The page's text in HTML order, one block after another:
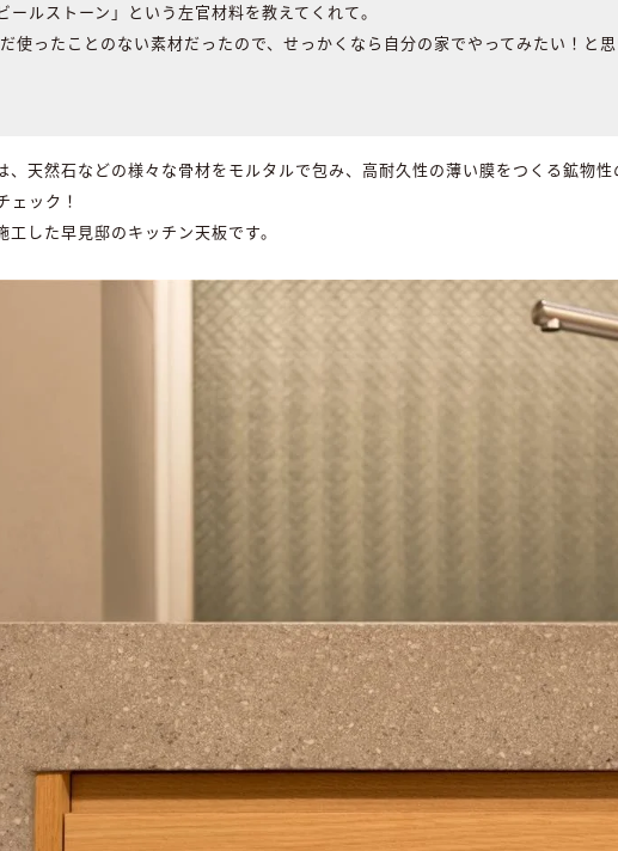
ルストーン」という左官材料を教えてくれて。
使ったことのない素材だったので、せっかくなら自分の家でやってみたい！と思
、天然石などの様々な骨材をモルタルで包み、高耐久性の薄い膜をつくる鉱物性
ェック！
した早見邸のキッチン天板です。